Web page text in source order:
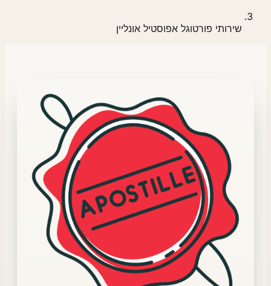
שירותי פורטוגל אפוסטיל אונליין